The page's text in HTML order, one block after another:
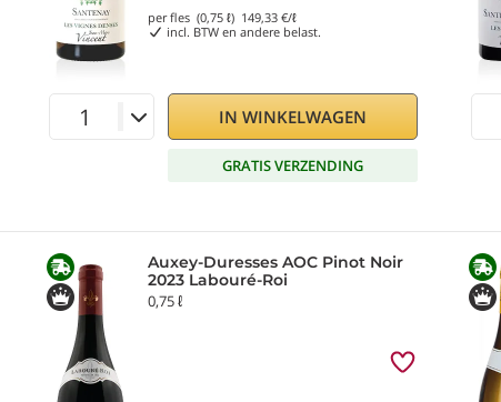
per fles (0,75 ℓ) 149,33 €/ℓ
incl. BTW en andere belast.
IN WINKELWAGEN
GRATIS VERZENDING
Auxey-Duresses AOC Pinot Noir
2023 Labouré-Roi
0,75 ℓ